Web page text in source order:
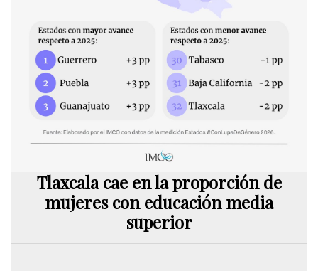
Tlaxcala cae en la proporción de
mujeres con educación media
superior